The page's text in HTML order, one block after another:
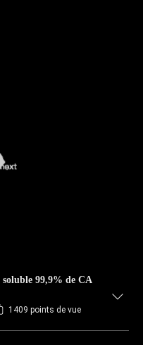
99,9% de CA
1409 points de vue